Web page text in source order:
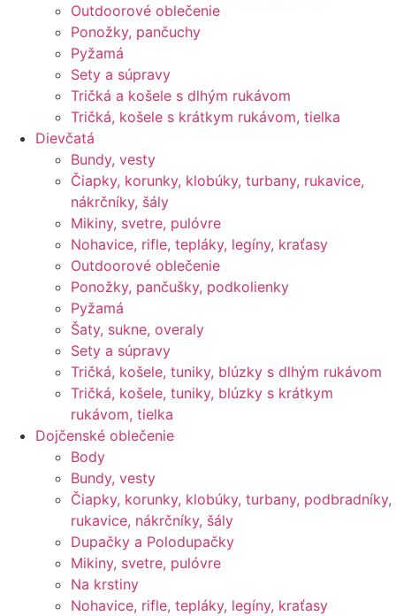
Outdoorové oblečenie
Ponožky, pančuchy
Pyžamá
Sety a súpravy
Tričká a košele s dlhým rukávom
Tričká, košele s krátkym rukávom, tielka
Dievčatá
Bundy, vesty
Čiapky, korunky, klobúky, turbany, rukavice,
nákrčníky, šály
Mikiny, svetre, pulóvre
Nohavice, rifle, tepláky, legíny, kraťasy
Outdoorové oblečenie
Ponožky, pančušky, podkolienky
Pyžamá
Šaty, sukne, overaly
Sety a súpravy
Tričká, košele, tuniky, blúzky s dlhým rukávom
Tričká, košele, tuniky, blúzky s krátkym
rukávom, tielka
Dojčenské oblečenie
Body
Bundy, vesty
Čiapky, korunky, klobúky, turbany, podbradníky,
rukavice, nákrčníky, šály
Dupačky a Polodupačky
Mikiny, svetre, pulóvre
Na krstiny
Nohavice, rifle, tepláky, legíny, kraťasy